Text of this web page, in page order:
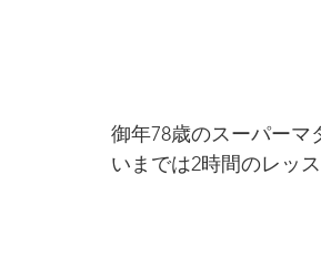
御年78歳のスーパーマ
いまでは2時間のレッ